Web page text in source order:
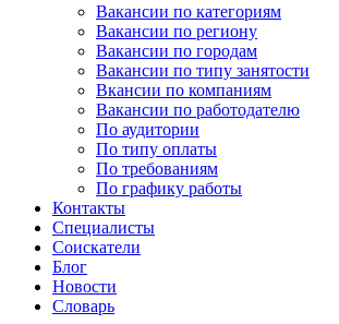
Вакансии по категориям
Вакансии по региону
Вакансии по городам
Вакансии по типу занятости
Вкансии по компаниям
Вакансии по работодателю
По аудитории
По типу оплаты
По требованиям
По графику работы
Контакты
Специалисты
Соискатели
Блог
Новости
Словарь